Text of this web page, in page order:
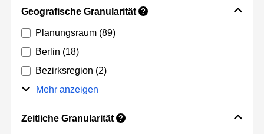
Geografische Granularität ?
Planungsraum (89)
Berlin (18)
Bezirksregion (2)
Mehr anzeigen
Zeitliche Granularität ?